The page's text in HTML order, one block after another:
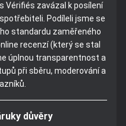
Vérifiés zavázal k posílení
Podíleli jsme se
standardu zaměřeného
recenzí (který se stal
úplnou transparentnost a
při sběru, moderování a
důvěry